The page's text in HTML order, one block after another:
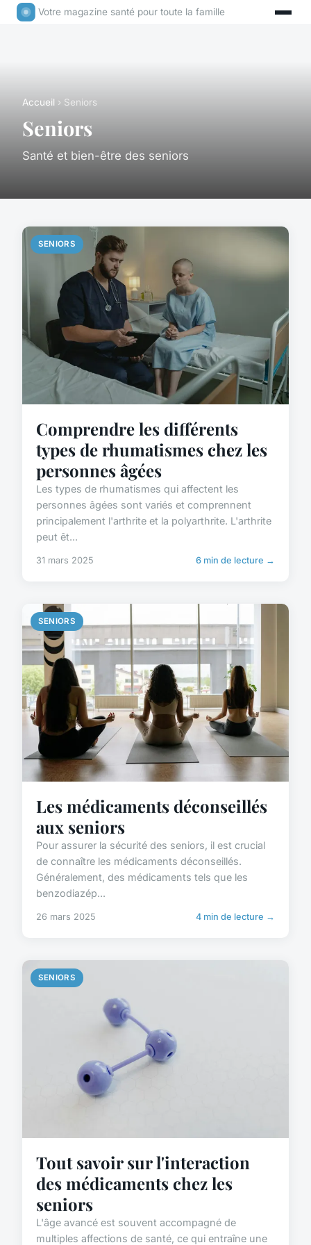
Votre magazine santé pour toute la famille
Accueil › Seniors
Seniors
Santé et bien-être des seniors
SENIORS
Comprendre les différents
types de rhumatismes chez les
personnes âgées
Les types de rhumatismes qui affectent les
personnes âgées sont variés et comprennent
principalement l'arthrite et la polyarthrite. L'arthrite
peut êt...
31 mars 2025 6 min de lecture →
SENIORS
Les médicaments déconseillés
aux seniors
Pour assurer la sécurité des seniors, il est crucial
de connaître les médicaments déconseillés.
Généralement, des médicaments tels que les
benzodiazép...
26 mars 2025 4 min de lecture →
SENIORS
Tout savoir sur l'interaction
des médicaments chez les
seniors
L'âge avancé est souvent accompagné de
multiples affections de santé, ce qui entraîne une